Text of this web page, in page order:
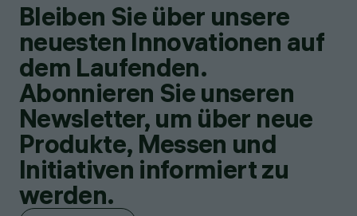
Bleiben Sie über unsere
neuesten Innovationen auf
dem Laufenden.
Abonnieren Sie unseren
Newsletter, um über neue
Produkte, Messen und
Initiativen informiert zu
werden.